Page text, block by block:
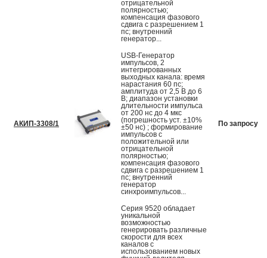
отрицательной
полярностью;
компенсация фазового
сдвига с разрешением 1
пс; внутренний
генератор...
АКИП-3308/1
USB-Генератор
импульсов, 2
интегрированных
выходных канала: время
нарастания 60 пс;
амплитуда от 2,5 В до 6
В; диапазон установки
длительности импульса
от 200 нс до 4 мкс
(погрешность уст. ±10%
±50 нс) ; формирование
импульсов с
положительной или
отрицательной
полярностью;
компенсация фазового
сдвига с разрешением 1
пс; внутренний
генератор
синхроимпульсов...
По запросу
Серия 9520 обладает
уникальной
возможностью
генерировать различные
скорости для всех
каналов с
использованием новых